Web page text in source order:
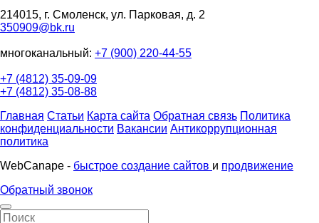
214015, г. Смоленск, ул. Парковая, д. 2
350909@bk.ru
многоканальный: +7 (900) 220-44-55
+7 (4812) 35-09-09
+7 (4812) 35-08-88
Главная Статьи Карта сайта Обратная связь Политика
конфиденциальности Вакансии Антикоррупционная
политика
WebCanape - быстрое создание сайтов и продвижение
Обратный звонок